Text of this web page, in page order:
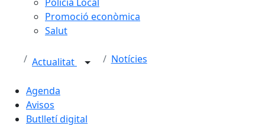
Promoció econòmica
Salut
Actualitat Notícies
Agenda
Avisos
Butlletí digital